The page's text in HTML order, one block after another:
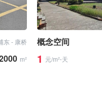
东 - 康桥
m²
概念空间
1 元/m²⋅天